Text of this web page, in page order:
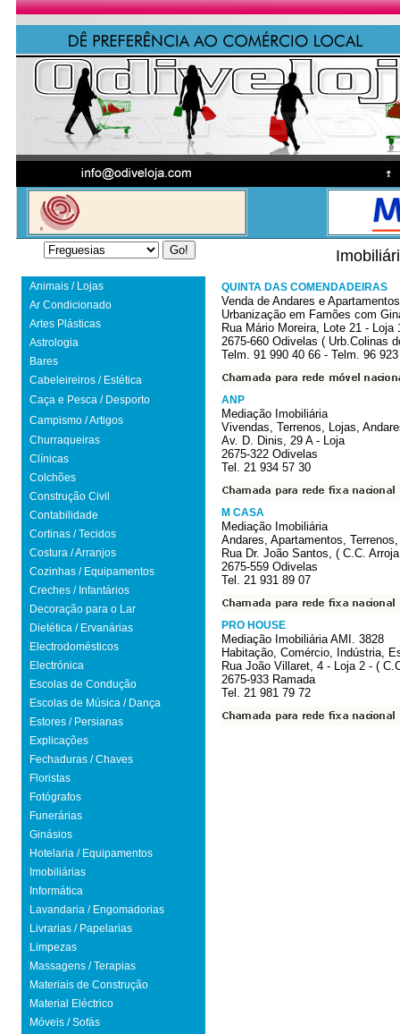
Animais / Lojas
Ar Condicionado
Artes Plásticas
Astrologia
Bares
Cabeleireiros / Estética
Caça e Pesca / Desporto
Campismo / Artigos
Churraqueiras
Clínicas
Colchões
Construção Civil
Contabilidade
Cortinas / Tecidos
Costura / Arranjos
Cozinhas / Equipamentos
Creches / Infantários
Decoração para o Lar
Dietética / Ervanárias
Electrodomésticos
Electrónica
Escolas de Condução
Escolas de Música / Dança
Estores / Persianas
Explicações
Fechaduras / Chaves
Floristas
Fotógrafos
Funerárias
Ginásios
Hotelaria / Equipamentos
Imobiliárias
Informática
Lavandaria / Engomadorias
Livrarias / Papelarias
Limpezas
Massagens / Terapias
Materiais de Construção
Material Eléctrico
Móveis / Sofás
QUINTA DAS COMENDADEIRAS
Venda de Andares e
Urbanização em Famões com
Rua Mário Moreira, Lote 21 - Loja
2675-660 Odivelas ( Urb.Colinas
Telm. 91 990 40 66 - Telm. 96
ANP
Mediação Imobiliária
Vivendas, Terrenos, Lojas,
Av. D. Dinis, 29 A - Loja
2675-322 Odivelas
Tel. 21 934 57 30
M CASA
Mediação Imobiliária
Andares, Apartamentos,
Rua Dr. João Santos, ( C.C.
2675-559 Odivelas
Tel. 21 931 89 07
PRO HOUSE
Mediação Imobiliária AMI. 3828
Habitação, Comércio, Indústria,
Rua João Villaret, 4 - Loja 2 - (
2675-933 Ramada
Tel. 21 981 79 72